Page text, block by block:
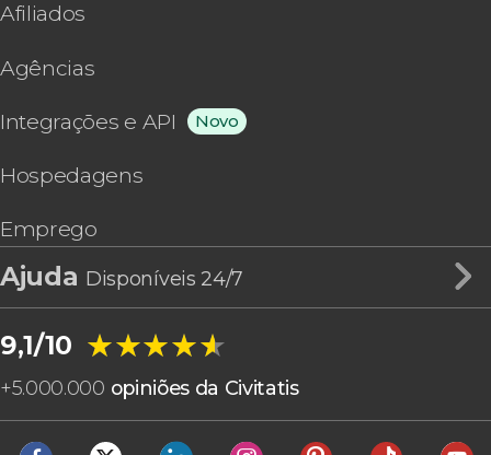
Afiliados
Agências
Integrações e API Novo
Hospedagens
Emprego
Ajuda Disponíveis 24/7
9,1/10 ★★★★★
★★★★★
+5.000.000 opiniões da Civitatis